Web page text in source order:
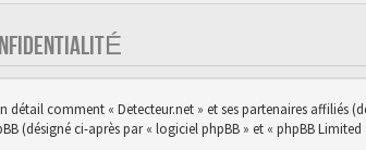
comment « Detecteur.net » et ses partenaires affiliés
(désigné ci-après par « logiciel phpBB » et « phpBB